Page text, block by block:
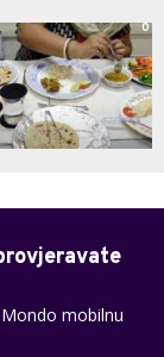
0
mobilnu